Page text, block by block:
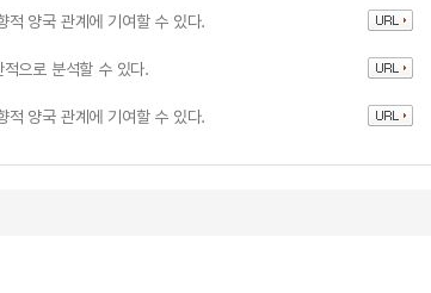
적 양국 관계에 기여할 수 있다.
으로 분석할 수 있다.
적 양국 관계에 기여할 수 있다.